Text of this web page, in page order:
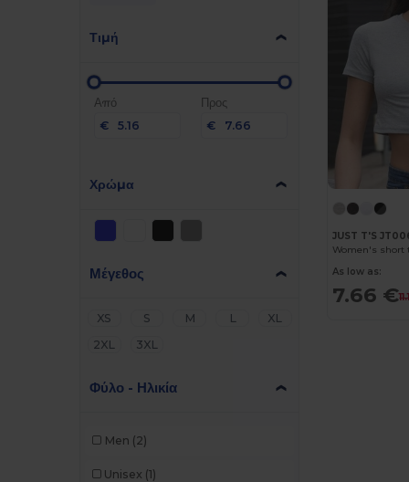
Τιμή
Από
€
Προς
€
Χρώμα
Μέγεθος
XS S M L
XL
2XL
3XL
Φύλο - Ηλικία
Men (2)
Unisex (1)
JUST T'S
Women's short
As low as:
7.66 €